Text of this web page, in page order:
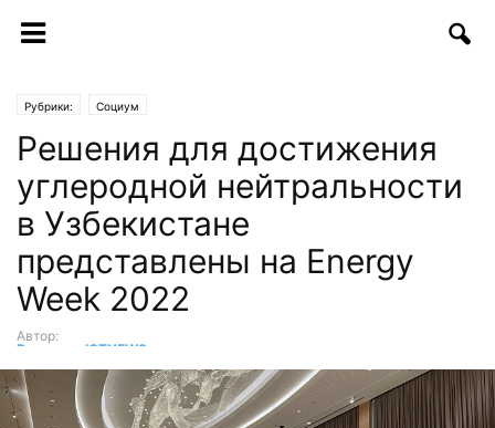
Рубрики: Социум
Решения для достижения
углеродной нейтральности
в Узбекистане
представлены на Energy
Week 2022
Автор:
Редакция ICTNEWS